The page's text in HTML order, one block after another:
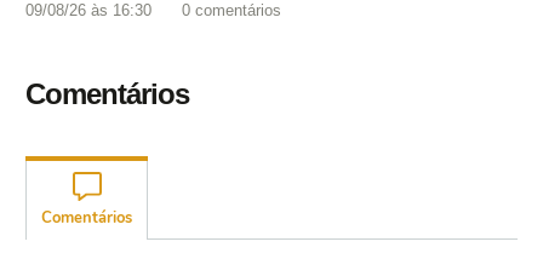
09/08/26 às 16:30 0 comentários
Comentários